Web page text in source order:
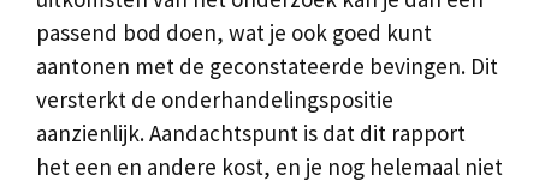
passend bod doen, wat je ook goed kunt
aantonen met de geconstateerde bevingen. Dit
versterkt de onderhandelingspositie
aanzienlijk. Aandachtspunt is dat dit rapport
het een en andere kost, en je nog helemaal niet